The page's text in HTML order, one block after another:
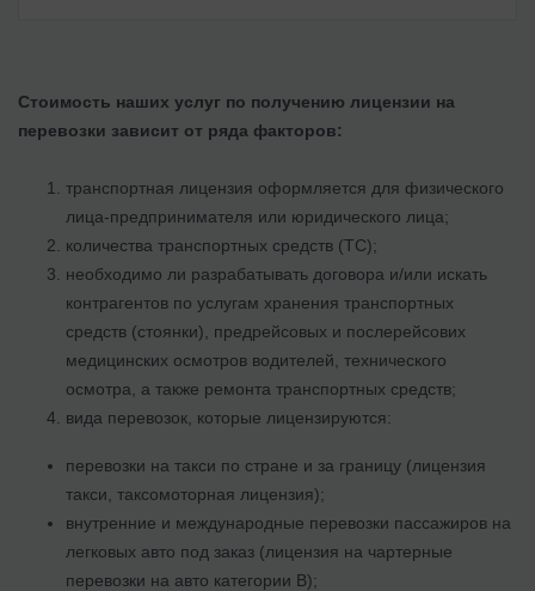
Стоимость наших услуг по получению лицензии на
перевозки зависит от ряда факторов:
транспортная лицензия оформляется для физического
лица-предпринимателя или юридического лица;
количества транспортных средств (ТС);
необходимо ли разрабатывать договора и/или искать
контрагентов по услугам хранения транспортных
средств (стоянки), предрейсовых и послерейсових
медицинских осмотров водителей, технического
осмотра, а также ремонта транспортных средств;
вида перевозок, которые лицензируются:
перевозки на такси по стране и за границу (лицензия
такси, таксомоторная лицензия);
внутренние и международные перевозки пассажиров на
легковых авто под заказ (лицензия на чартерные
перевозки на авто категории В);